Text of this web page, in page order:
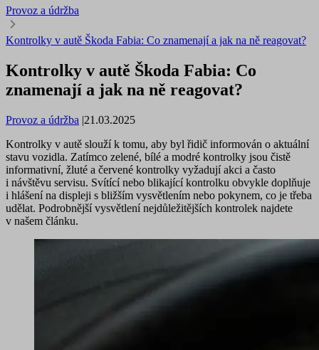
Provoz a údržba
Kontrolky v autě Škoda Fabia: Co znamenají a jak na ně reagovat?
Kontrolky v autě Škoda Fabia: Co
znamenají a jak na ně reagovat?
Provoz a údržba |21.03.2025
Kontrolky v autě slouží k tomu, aby byl řidič informován o aktuální
stavu vozidla. Zatímco zelené, bílé a modré kontrolky jsou čistě
informativní, žluté a červené kontrolky vyžadují akci a často
i návštěvu servisu. Svítící nebo blikající kontrolku obvykle doplňuje
i hlášení na displeji s bližším vysvětlením nebo pokynem, co je třeba
udělat. Podrobnější vysvětlení nejdůležitějších kontrolek najdete
v našem článku.